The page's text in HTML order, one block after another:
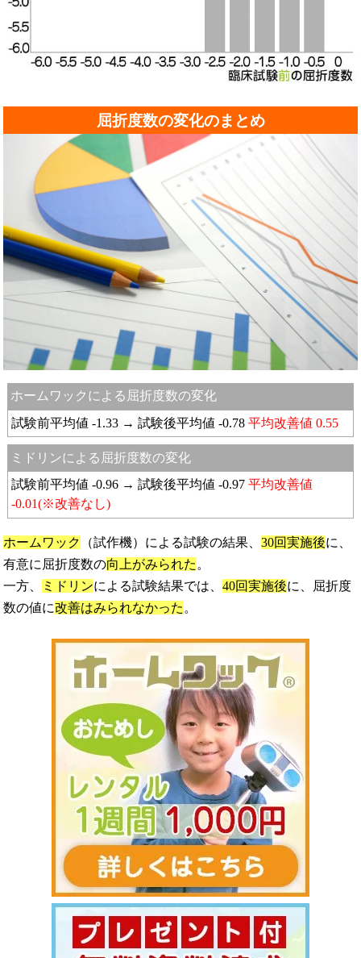
屈折度数の変化のまとめ
ホームワックによる屈折度数の変化
試験前平均値 -1.33 → 試験後平均値 -0.78平均改善値 0.55
ミドリンによる屈折度数の変化
試験前平均値 -0.96 → 試験後平均値 -0.97平均改善値
-0.01(※改善なし)
ホームワック （試作機）による試験の結果、30回実施後に、
有意に屈折度数の向上がみられた 。
一方、
ミドリンによる試験結果では、40回実施後に、屈折度
数の値に改善はみられなかった 。